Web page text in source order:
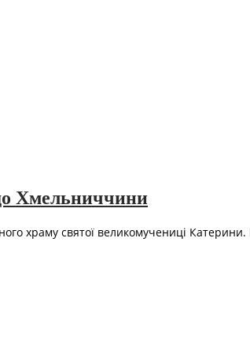
Хмельниччини
храму святої великомучениці